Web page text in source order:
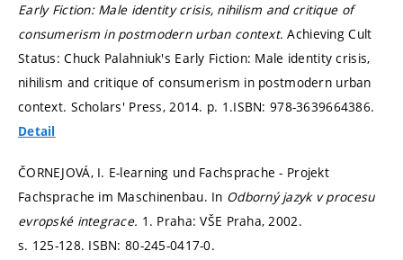
Early Fiction: Male identity crisis, nihilism and critique of
consumerism in postmodern urban context.Achieving Cult
Status: Chuck Palahniuk's Early Fiction: Male identity crisis,
nihilism and critique of consumerism in postmodern urban
context. Scholars' Press, 2014. p. 1.ISBN: 978-3639664386.
Detail
ČORNEJOVÁ, I. E-learning und Fachsprache - Projekt
Fachsprache im Maschinenbau. In Odborný jazyk v procesu
evropské integrace. 1. Praha: VŠE Praha, 2002.
s. 125-128. ISBN: 80-245-0417-0.